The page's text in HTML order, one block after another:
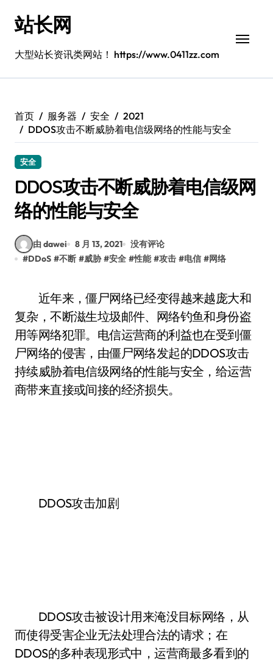
站长网
大型站长资讯类网站！ https://www.0411zz.com
首页 服务器 安全
2021
DDOS攻击不断威胁着电信级网络的性能与安全
安全
DDOS攻击不断威胁着电信级网
络的性能与安全
由 dawei 8 月 13, 2021
没有评论
#DDoS #不断 #威胁 #安全 #性能 #攻击 #电信 #网络
近年来，僵尸网络已经变得越来越庞大和
复杂，不断滋生垃圾邮件、网络钓鱼和身份盗
用等网络犯罪。电信运营商的利益也在受到僵
尸网络的侵害，由僵尸网络发起的DDOS攻击
持续威胁着电信级网络的性能与安全，给运营
商带来直接或间接的经济损失。
DDOS攻击加剧
DDOS攻击被设计用来淹没目标网络，从
而使得受害企业无法处理合法的请求；在
DDOS的多种表现形式中，运营商最多看到的